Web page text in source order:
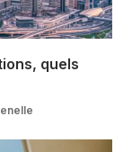
quels